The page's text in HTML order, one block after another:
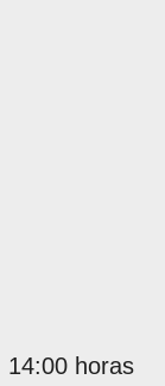
14:00 horas